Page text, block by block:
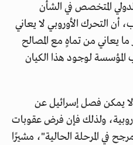
المتخصص في الشأن
أن التحرك الأوروبي لا يعاني
يعاني من تماهٍ مع المصالح
المؤسسة لوجود هذا الكيان
يمكن فصل إسرائيل عن
ولذلك فإن فرض عقوبات
في المرحلة الحالية"، مشيرًا